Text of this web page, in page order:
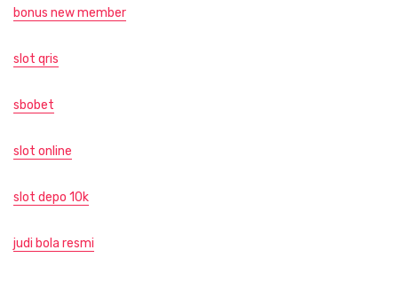
bonus new member
slot qris
sbobet
slot online
slot depo 10k
judi bola resmi